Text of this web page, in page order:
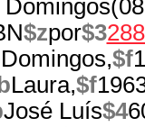
$zpor$3
Domingos,$f
Laura,$f
José Luís$4